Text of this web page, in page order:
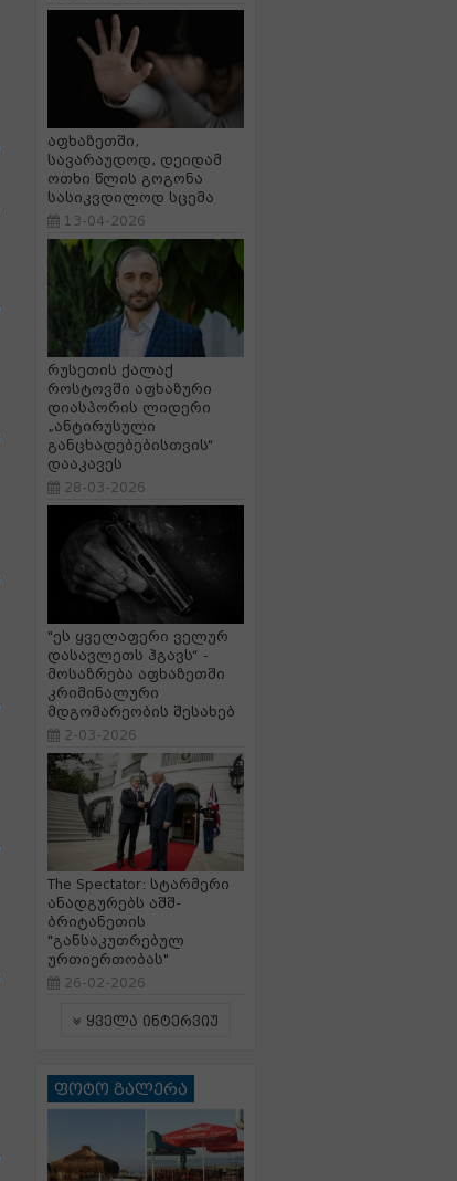
აფხაზეთში,
სავარაუდოდ, დეიდამ
ოთხი წლის გოგონა
სასიკვდილოდ სცემა
13-04-2026
რუსეთის ქალაქ
როსტოვში აფხაზური
დიასპორის ლიდერი
„ანტირუსული
განცხადებებისთვის“
დააკავეს
28-03-2026
"ეს ყველაფერი ველურ
დასავლეთს ჰგავს“ -
მოსაზრება აფხაზეთში
კრიმინალური
მდგომარეობის შესახებ
2-03-2026
The Spectator: სტარმერი
ანადგურებს აშშ-
ბრიტანეთის
"განსაკუთრებულ
ურთიერთობას"
26-02-2026
ყველა ინტერვიუ
ფოტო გალერა